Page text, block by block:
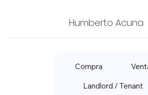
Humberto Acuna
Compra
Landlord / Tenant